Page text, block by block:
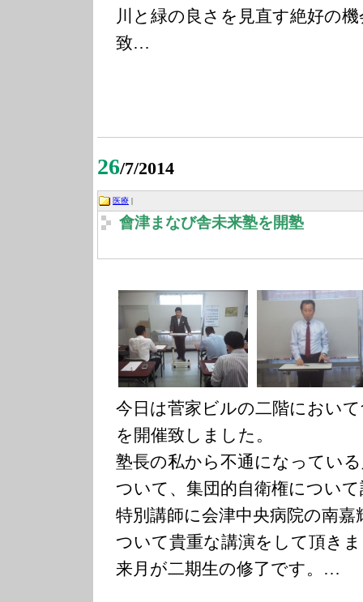
川と緑の良さを見直す絶好の
致…
26/7/2014
医療 |
會津まなび舎未来塾を開塾
今日は菅家ビルの二階におい
を開催致しました。
塾長の私から不通になってい
ついて、集団的自衛権につい
特別講師に会津中央病院の南
ついて貴重な講演をして頂き
来月が二期生の修了です。…